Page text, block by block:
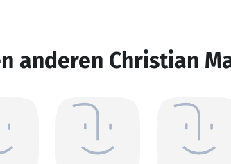
anderen Christian